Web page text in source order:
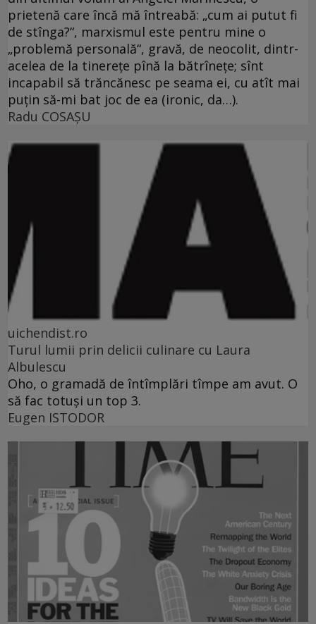
prietenă care încă mă întreabă: „cum ai putut fi
de stînga?“, marxismul este pentru mine o
„problemă personală“, gravă, de neocolit, dintr-
acelea de la tinereţe pînă la bătrîneţe; sînt
incapabil să trăncănesc pe seama ei, cu atît mai
puţin să-mi bat joc de ea (ironic, da…).
Radu COSAŞU
uichendist.ro
Turul lumii prin delicii culinare cu Laura
Albulescu
Oho, o gramadă de întîmplări tîmpe am avut. O
să fac totuşi un top 3.
Eugen ISTODOR